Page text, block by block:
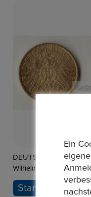
DEUTSCHES
Freie Und Hansestadt
1876 J. 7,17 Gr. Feingold
Startpreis : 1,00
Ein